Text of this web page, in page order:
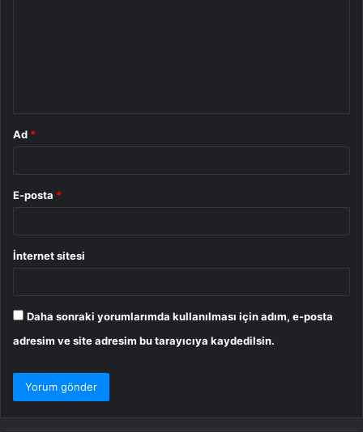
Ad *
E-posta *
İnternet sitesi
Daha sonraki yorumlarımda kullanılması için adım, e-posta
adresim ve site adresim bu tarayıcıya kaydedilsin.